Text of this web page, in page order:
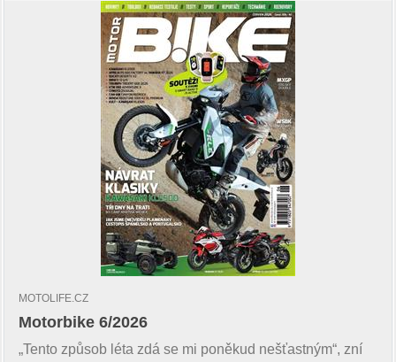
MOTOLIFE.CZ
Motorbike 6/2026
„Tento způsob léta zdá se mi poněkud nešťastným“, zní